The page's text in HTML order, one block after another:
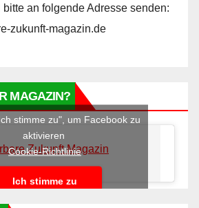
an folgende Adresse senden:
zukunft-magazin.de
MAGAZIN?
Zukunft Magazin
stimme zu", um Facebook zu
aktivieren
Cookie-Richtlinie
Ich stimme zu